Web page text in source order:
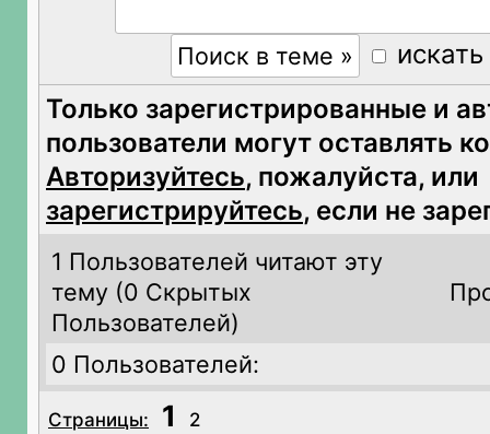
Только зарегистрированные и
пользователи могут оставлять
Авторизуйтесь, пожалуйста, или
зарегистрируйтесь, если не
1 Пользователей читают эту
тему (0 Скрытых
Пользователей)
0 Пользователей:
Страницы: 1 2